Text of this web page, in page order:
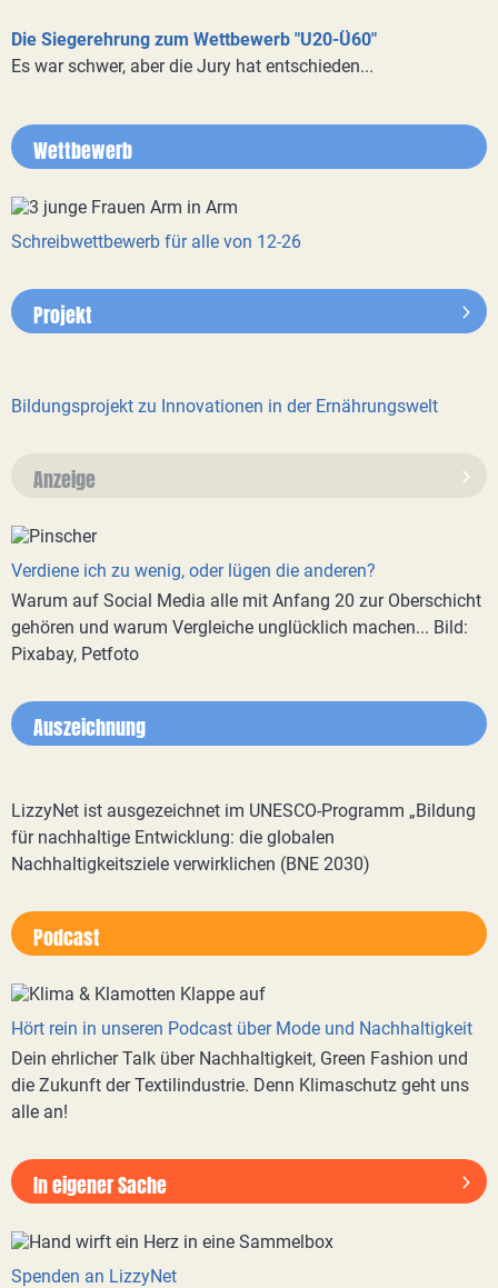
Die Siegerehrung zum Wettbewerb "U20-Ü60"
Es war schwer, aber die Jury hat entschieden...
Wettbewerb
Schreibwettbewerb für alle von 12-26
Projekt
Bildungsprojekt zu Innovationen in der Ernährungswelt
Anzeige
Verdiene ich zu wenig, oder lügen die anderen?
Warum auf Social Media alle mit Anfang 20 zur Oberschicht
gehören und warum Vergleiche unglücklich machen... Bild:
Pixabay, Petfoto
Auszeichnung
LizzyNet ist ausgezeichnet im UNESCO-Programm „Bildung
für nachhaltige Entwicklung: die globalen
Nachhaltigkeitsziele verwirklichen (BNE 2030)
Podcast
Hört rein in unseren Podcast über Mode und Nachhaltigkeit
Dein ehrlicher Talk über Nachhaltigkeit, Green Fashion und
die Zukunft der Textilindustrie. Denn Klimaschutz geht uns
alle an!
In eigener Sache
Spenden an LizzyNet